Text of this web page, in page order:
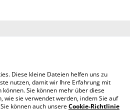
Cookie-Richtlinie
Diese kleine Dateien helfen uns zu
nutzen, damit wir Ihre Erfahrung mit
Sie können mehr über diese
wie sie verwendet werden, indem Sie auf
können auch unsereCookie-Richtlinie